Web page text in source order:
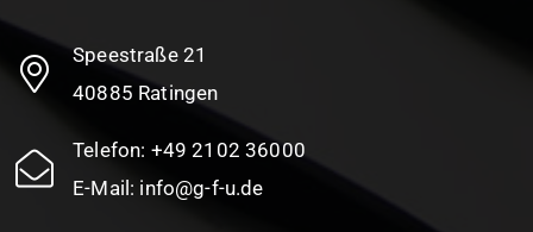
Speestraße 21
40885 Ratingen
Telefon: +49 2102 36000
E-Mail: info@g-f-u.de